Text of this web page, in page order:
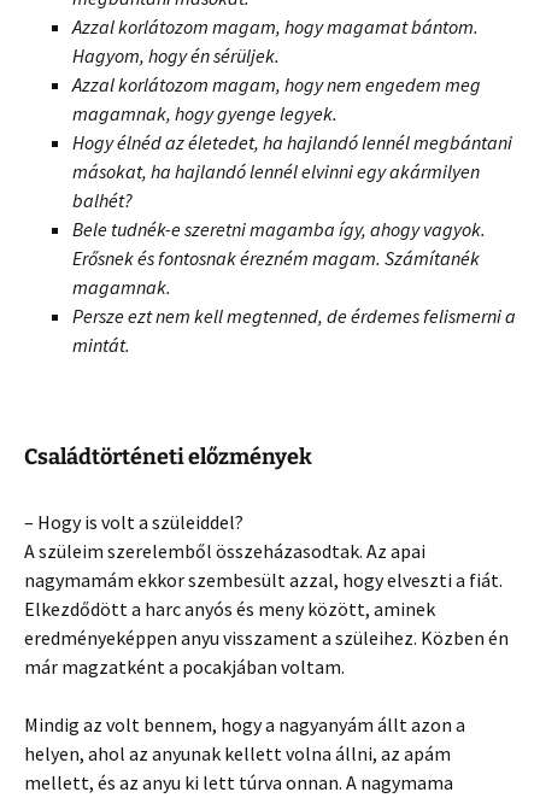
Azzal korlátozom magam, hogy magamat bántom.
Hagyom, hogy én sérüljek.
Azzal korlátozom magam, hogy nem engedem meg
magamnak, hogy gyenge legyek.
Hogy élnéd az életedet, ha hajlandó lennél megbántani
másokat, ha hajlandó lennél elvinni egy akármilyen
balhét?
Bele tudnék-e szeretni magamba így, ahogy vagyok.
Erősnek és fontosnak érezném magam. Számítanék
magamnak.
Persze ezt nem kell megtenned, de érdemes felismerni a
mintát.
Családtörténeti előzmények
– Hogy is volt a szüleiddel?
A szüleim szerelemből összeházasodtak. Az apai
nagymamám ekkor szembesült azzal, hogy elveszti a fiát.
Elkezdődött a harc anyós és meny között, aminek
eredményeképpen anyu visszament a szüleihez. Közben én
már magzatként a pocakjában voltam.
Mindig az volt bennem, hogy a nagyanyám állt azon a
helyen, ahol az anyunak kellett volna állni, az apám
mellett, és az anyu ki lett túrva onnan. A nagymama